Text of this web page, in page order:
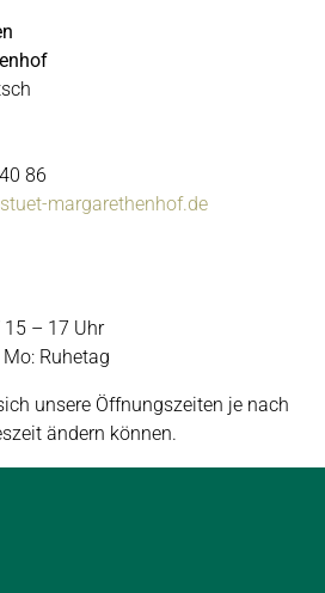
86
margarethenhof.de
15 – 17 Uhr
Ruhetag
unsere Öffnungszeiten je nach
ändern können.